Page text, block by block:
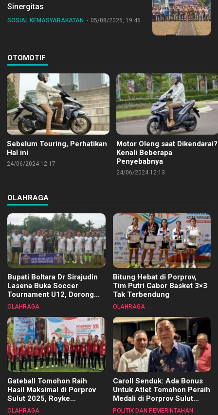
Sinergitas
SOSIAL KEMASYARAKATAN 05/08/2026, 19:46
OTOMOTIF
Sebelum Touring, Perhatikan
Hal ini
24/06/2024 12:17
Motor Oleng saat Dikendarai?
Kenali Beberapa
Penyebabnya
24/06/2024 12:13
OLAHRAGA
Bupati Boltara Dr Sirajudin
Lasena Buka Soccer
Tournament U12, Dorong
Pembinaan Merata di Setiap
OLAHRAGA
Bitung Hebat di Porprov,
Tim Putri Cabor Basket 3×3
Tak Terbendung
OLAHRAGA
Gateball Tomohon Raih
Hasil Maksimal di Porprov
Sulut 2025, Royke
Tangkawarouw Ucapkan
OLAHRAGA
Caroll Senduk: Ada Bonus
Untuk Atlet Tomohon Peraih
Medali di Porprov Sulut
2025
POLITIK DAN PEMERINTAHAN